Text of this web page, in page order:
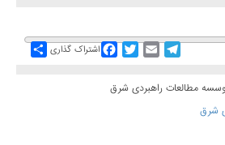
Share اشتراک گذاری
FacebookTwitterEmail
Telegram
مطالعات راهبردی شرق
شرق